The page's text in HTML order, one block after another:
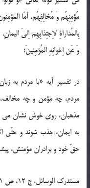
مُؤمِنِهُم وَ مُخالِفِهُم، أمّا
بِالمُداراةِ لاِجتِذابِهِم اِلىَ
وَ عَن اِخوانِهِ المُؤمِنينَ؛
در تفسير آيه «با مردم به
مردم، چه مؤمن و چه
مذهبان، روى خوش نشان مى
به ايمان، جذب شوند و حتّى
حقّ خود و برادران مؤمنش،
مستدرك الوسائل، ج 12، ص 261